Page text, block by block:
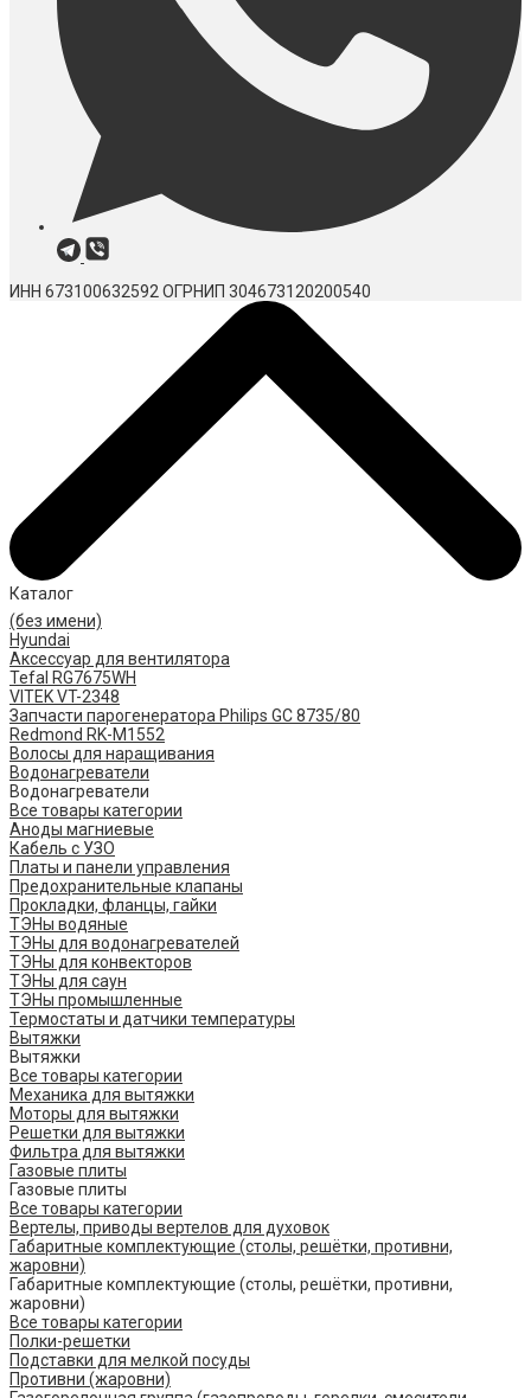
ИНН 673100632592 ОГРНИП 304673120200540
Каталог
(без имени)
Hyundai
Аксессуар для вентилятора
Tefal RG7675WH
VITEK VT-2348
Запчасти парогенератора Philips GC 8735/80
Redmond RK-M1552
Волосы для наращивания
Водонагреватели
Водонагреватели
Все товары категории
Аноды магниевые
Кабель с УЗО
Платы и панели управления
Предохранительные клапаны
Прокладки, фланцы, гайки
ТЭНы водяные
ТЭНы для водонагревателей
ТЭНы для конвекторов
ТЭНы для саун
ТЭНы промышленные
Термостаты и датчики температуры
Вытяжки
Вытяжки
Все товары категории
Механика для вытяжки
Моторы для вытяжки
Решетки для вытяжки
Фильтра для вытяжки
Газовые плиты
Газовые плиты
Все товары категории
Вертелы, приводы вертелов для духовок
Габаритные комплектующие (столы, решётки, противни,
жаровни)
Габаритные комплектующие (столы, решётки, противни,
жаровни)
Все товары категории
Полки-решетки
Подставки для мелкой посуды
Противни (жаровни)